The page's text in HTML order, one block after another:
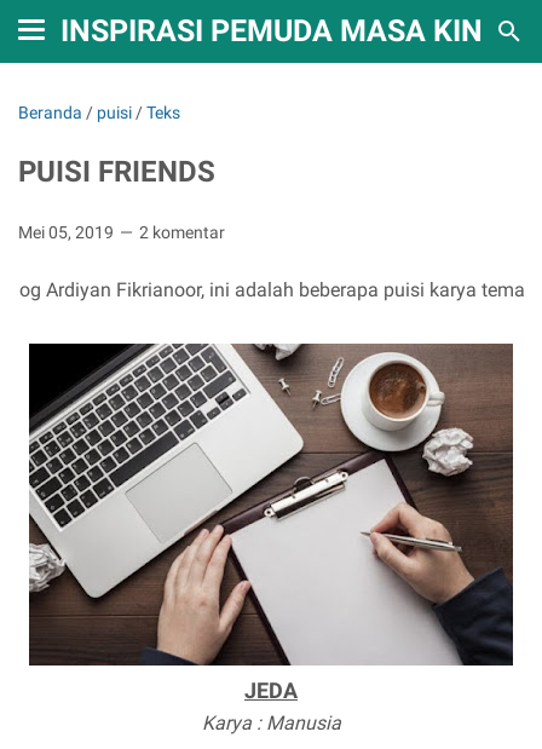
INSPIRASI PEMUDA MASA KINI
Beranda / puisi /Teks
PUISI FRIENDS
Mei 05, 2019 2 komentar
Fikrianoor, ini adalah beberapa puisi karya teman-teman
JEDA
Karya : Manusia